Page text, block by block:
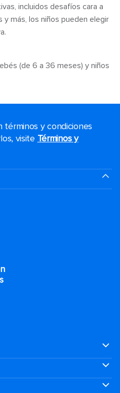
incluidos desafíos cara a
y más, los niños pueden elegir
(de 6 a 36 meses) y niños
y condiciones
visite Términos y